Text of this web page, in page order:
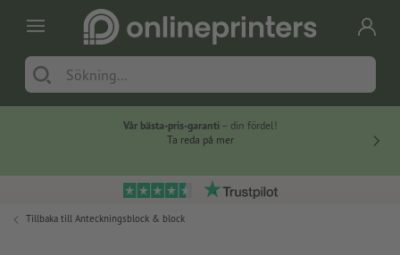
Vår bästa-pris-garanti – din fördel!
Ta reda på mer
Tillbaka till Anteckningsblock & block